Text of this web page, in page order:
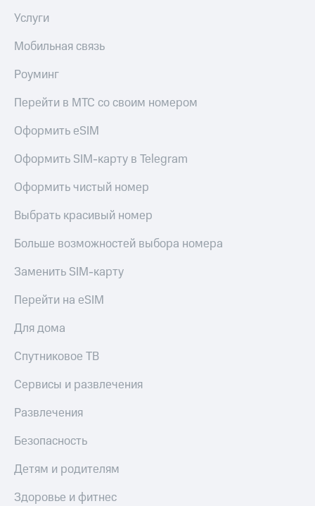
Реквизиты
развитие
деловая этика
На главную
Услуги
Мобильная связь
Роуминг
Перейти в МТС со своим номером
Оформить eSIM
Оформить SIM-карту в Telegram
Оформить чистый номер
Выбрать красивый номер
Больше возможностей выбора номера
Заменить SIM-карту
Перейти на eSIM
Для дома
Спутниковое ТВ
Сервисы и развлечения
Развлечения
Безопасность
Детям и родителям
Здоровье и фитнес